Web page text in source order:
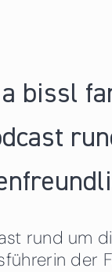
a bissl
rund um
der